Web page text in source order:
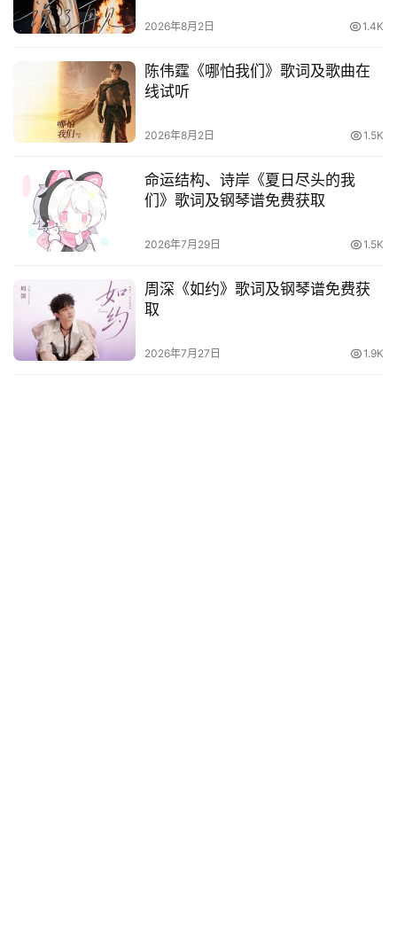
2026年8月2日 1.4K
陈伟霆《哪怕我们》歌词及歌曲在
线试听
2026年8月2日 1.5K
命运结构、诗岸《夏日尽头的我
们》歌词及钢琴谱免费获取
2026年7月29日 1.5K
周深《如约》歌词及钢琴谱免费获
取
2026年7月27日 1.9K